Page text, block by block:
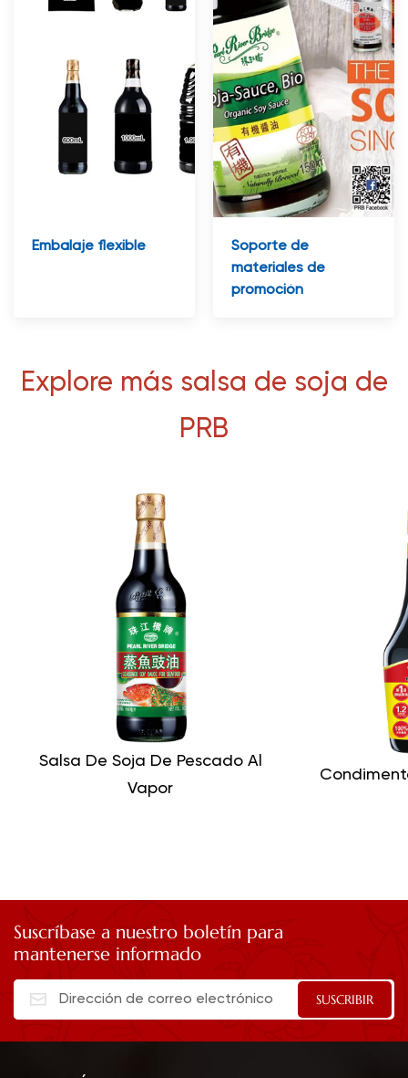
Embalaje flexible
Soporte de
materiales de
promoción
Explore más salsa de soja de
PRB
Salsa De Soja De Pescado Al
Vapor
Suscríbase a nuestro boletín para
mantenerse informado